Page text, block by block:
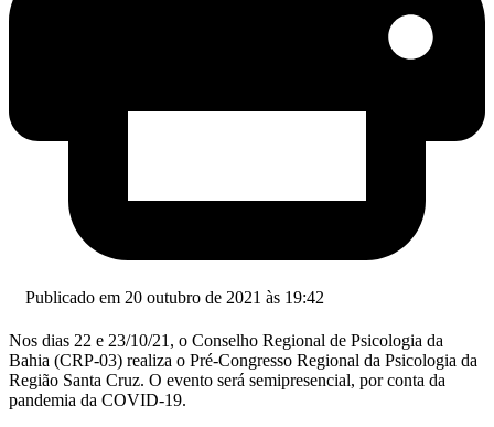
Publicado em 20 outubro de 2021 às 19:42
Nos dias 22 e 23/10/21, o Conselho Regional de Psicologia da
Bahia (CRP-03) realiza o Pré-Congresso Regional da Psicologia da
Região Santa Cruz. O evento será semipresencial, por conta da
pandemia da COVID-19.